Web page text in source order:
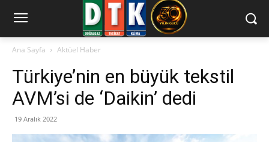
Ana Sayfa Aktüel Haber
Türkiye’nin en büyük tekstil
AVM’si de ‘Daikin’ dedi
19 Aralık 2022